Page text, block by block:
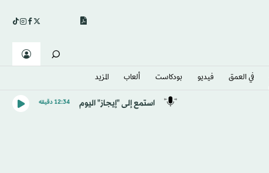
في العمق فيديو بودكاست ألعاب المزيد
استمع إلى "إيجاز" اليوم 12:34 دقيقه